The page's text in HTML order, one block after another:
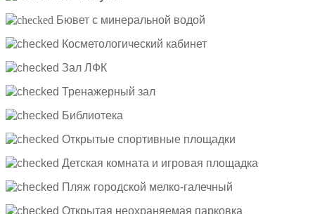
Бювет с минеральной водой
Косметологический кабинет
Зал ЛФК
Тренажерный зал
Библиотека
Открытые спортивные площадки
Детская комната и игровая площадка
Пляж городской мелко-галечный
Открытая неохраняемая парковка